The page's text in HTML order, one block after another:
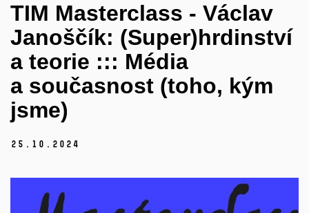
TIM Masterclass - Václav
Janoščík: (Super)hrdinství
a teorie ::: Média
a současnost (toho, kým
jsme)
25. 10. 2024